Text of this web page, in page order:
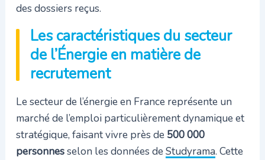
des dossiers reçus.
Les caractéristiques du secteur
de l’Énergie en matière de
recrutement
Le secteur de l’énergie en France représente un
marché de l’emploi particulièrement dynamique et
stratégique, faisant vivre près de 500 000
personnesselon les données deStudyrama. Cette